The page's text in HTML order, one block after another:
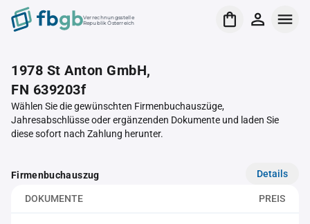
Verrechnungsstelle
Republik Österreich
1978 St Anton GmbH,
FN 639203f
Wählen Sie die gewünschten Firmenbuchauszüge,
Jahresabschlüsse oder ergänzenden Dokumente und laden Sie
diese sofort nach Zahlung herunter.
Firmenbuchauszug Details
DOKUMENTE PREIS